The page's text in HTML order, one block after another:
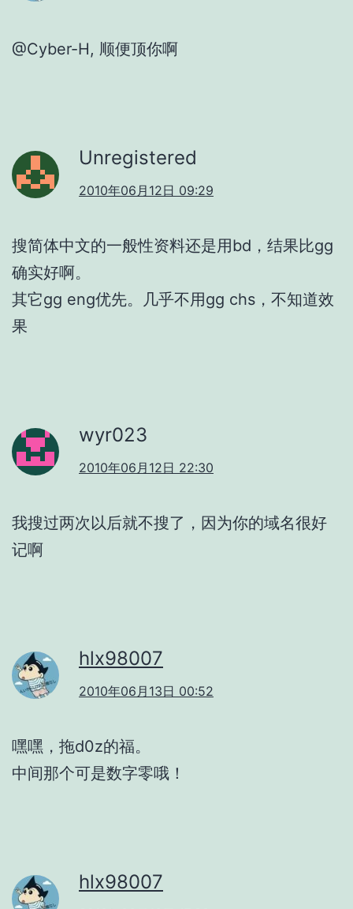
@Cyber-H, 顺便顶你啊
Unregistered
2010年06月12日 09:29
搜简体中文的一般性资料还是用bd，结果比gg
确实好啊。
其它gg eng优先。几乎不用gg chs，不知道效
果
wyr023
2010年06月12日 22:30
我搜过两次以后就不搜了，因为你的域名很好
记啊
hlx98007
2010年06月13日 00:52
嘿嘿，拖d0z的福。
中间那个可是数字零哦！
hlx98007